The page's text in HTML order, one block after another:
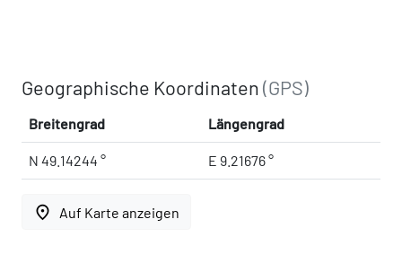
Geographische Koordinaten(GPS)
Breitengrad Längengrad
N 49.14244 ° E 9.21676 °
place Auf Karte anzeigen